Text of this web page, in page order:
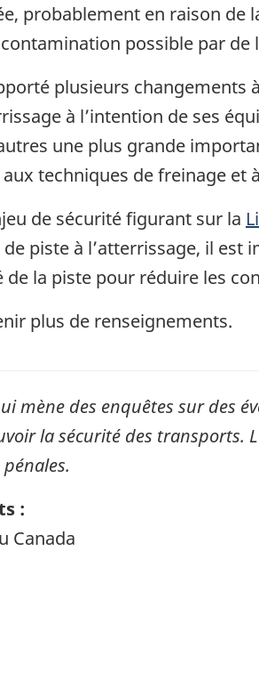
probablement en raison de
possible par de
plusieurs
à l’intention de ses
une plus grande
techniques de freinage et
de sécurité figurant sur la
piste à l’atterrissage, il est
la piste pour réduire les
plus de renseignements.
mène des enquêtes sur des
la sécurité des transports.
:
Canada